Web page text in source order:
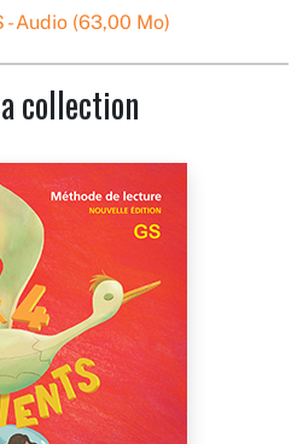
- Audio (63,00 Mo)
collection